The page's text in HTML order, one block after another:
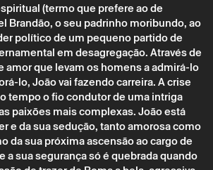
(termo que prefere ao de
Brandão, o seu padrinho moribundo, ao
político de um pequeno partido de
em desagregação. Através de
amor que levam os homens a admirá-lo
lo, João vai fazendo carreira. A crise
tempo o fio condutor de uma intriga
paixões mais complexas. João está
e da sua sedução, tanto amorosa como
da sua próxima ascensão ao cargo de
a sua segurança só é quebrada quando